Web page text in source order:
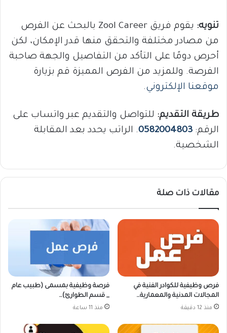
تنويه:
يقوم فريق Zool Career بالبحث عن الفرص
من مصادر مختلفة والتحقق منها قدر الإمكان، لكن
أحرص دومًا على التأكد من التفاصيل والجهة صاحبة
الفرصة. وللمزيد من الفرص المميزة قم بزيارة
موقعنا الإلكتروني.
طريقة التقديم: للتواصل والتقديم عبر واتساب على
الرقم: 0582004803. الراتب يحدد بعد المقابلة
الشخصية.
مقالات ذات صلة
فرص وظيفية للكوادر الفنية في
المجالات المدنية والمعمارية…
منذ 12 دقيقة
فرصة وظيفية بمسمى (طبيب عام
_ قسم الطوارئ)…
منذ 11 ساعة